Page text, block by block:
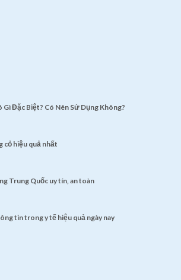
Gì Đặc Biệt? Có Nên Sử Dụng Không?
cỏ hiệu quả nhất
Trung Quốc uy tín, an toàn
tin trong y tế hiệu quả ngày nay